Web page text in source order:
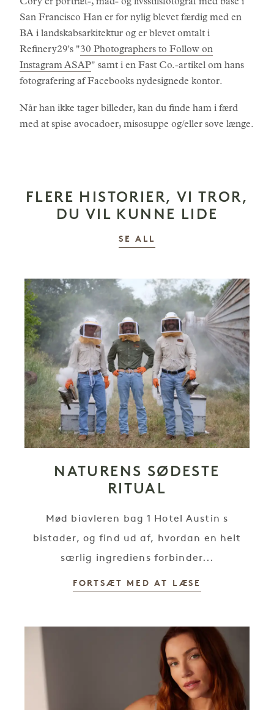
Cory er portræt-, mad- og livsstilsfotograf med base i
San Francisco Han er for nylig blevet færdig med en
BA i landskabsarkitektur og er blevet omtalt i
Refinery29's "30 Photographers to Follow on
Instagram ASAP" samt i en Fast Co.-artikel om hans
fotografering af Facebooks nydesignede kontor.
Når han ikke tager billeder, kan du finde ham i færd
med at spise avocadoer, misosuppe og/eller sove længe.
FLERE HISTORIER, VI TROR,
DU VIL KUNNE LIDE
SE ALL
NATURENS SØDESTE
RITUAL
Mød biavleren bag 1 Hotel Austin s
bistader, og find ud af, hvordan en helt
særlig ingrediens forbinder...
FORTSÆT MED AT LÆSE